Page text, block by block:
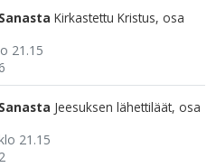
Kirkastettu Kristus, osa
21.15
Jeesuksen lähettiläät, osa
21.15